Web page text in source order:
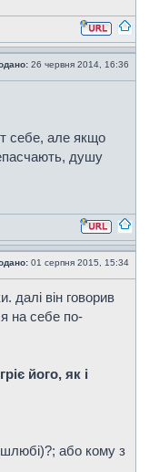
26 червня 2014, 16:36
себе, але якщо
душу
01 серпня 2015, 15:34
далі він говорив
на себе по-
його, як і
або кому з